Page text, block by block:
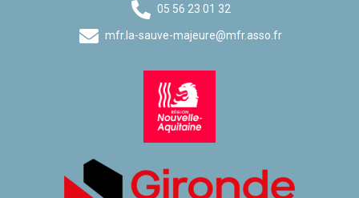
05 56 23 01 32
mfr.la-sauve-majeure@mfr.asso.fr